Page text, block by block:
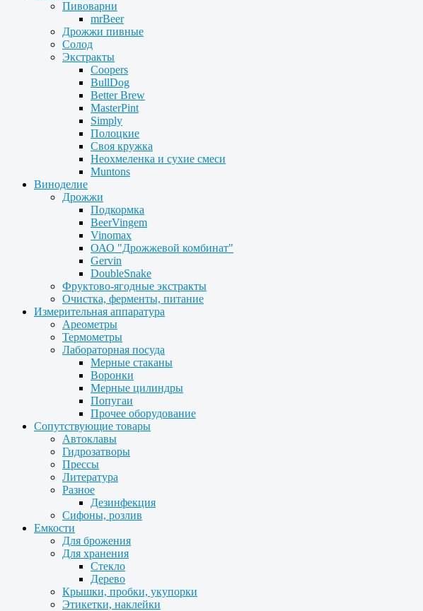
Пивоварни
mrBeer
Дрожжи пивные
Солод
Экстракты
Coopers
BullDog
Better Brew
MasterPint
Simply
Полоцкие
Своя кружка
Неохмеленка и сухие смеси
Muntons
Виноделие
Дрожжи
Подкормка
BeerVingem
Vinomax
ОАО "Дрожжевой комбинат"
Gervin
DoubleSnake
Фруктово-ягодные экстракты
Очистка, ферменты, питание
Измерительная аппаратура
Ареометры
Термометры
Лабораторная посуда
Мерные стаканы
Воронки
Мерные цилиндры
Попугаи
Прочее оборудование
Сопутствующие товары
Автоклавы
Гидрозатворы
Прессы
Литература
Разное
Дезинфекция
Сифоны, розлив
Емкости
Для брожения
Для хранения
Стекло
Дерево
Крышки, пробки, укупорки
Этикетки, наклейки